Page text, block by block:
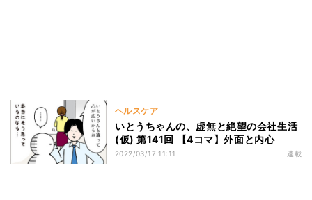
ヘルスケア
いとうちゃんの、虚無と絶望の会社生活
(仮) 第141回 【4コマ】外面と内心
2022/03/17 11:11 連載